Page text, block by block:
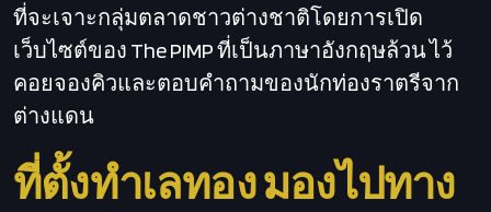
ที่จะเจาะกลุ่มตลาดชาวต่างชาติโดยการเปิด
เว็บไซต์ของ The PIMP ที่เป็นภาษาอังกฤษล้วน ไว้
คอยจองคิวและตอบคำถามของนักท่องราตรีจาก
ต่างแดน
ที่ตั้งทำเลทอง มองไปทาง